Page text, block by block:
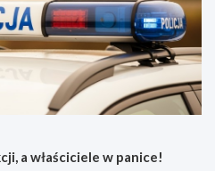
a właściciele w panice!